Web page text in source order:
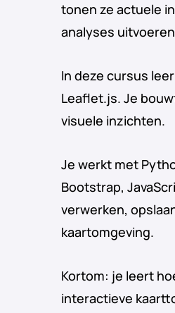
tonen ze actuele
analyses
In deze cursus
Leaflet.js. Je
visuele inzichten.
Je werkt met
Bootstrap,
verwerken,
kaartomgeving.
Kortom: je leert
interactieve